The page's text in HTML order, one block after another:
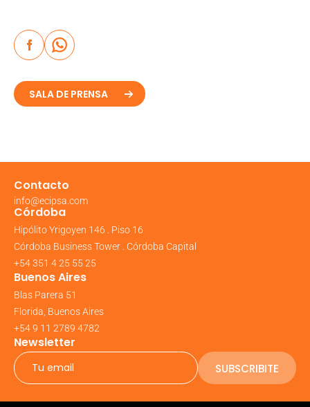
SALA DE PRENSA
Contacto
info@ecipsa.com
Córdoba
Hipólito Yrigoyen 146 . Piso 16
Córdoba Business Tower . Córdoba Capital
+54 351 4 25 55 25
Buenos Aires
Blas Parera 51
Florida, Buenos Aires
+54 9 11 2789 4782
Newsletter
SUBSCRIBITE